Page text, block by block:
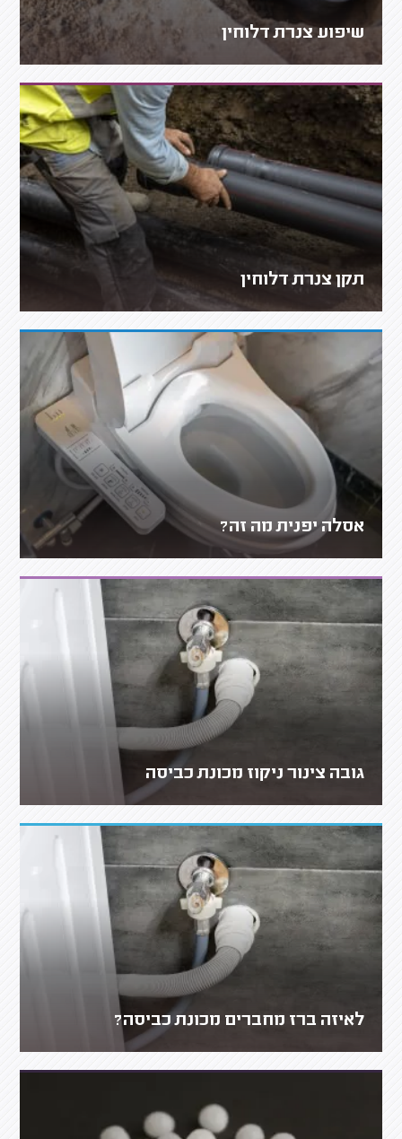
שיפוע צנרת דלוחין
תקן צנרת דלוחין
אסלה יפנית מה זה?
גובה צינור ניקוז מכונת כביסה
לאיזה ברז מחברים מכונת כביסה?